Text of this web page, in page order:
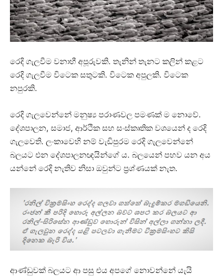
රෙදි ගැලවීම වනාහී අපූරුවකි. තැනින් තැනට කලින් කළට
රෙදි ගැලවීම විටෙක සතුටකි. විටෙක අපුලකි. විටෙක
නපුරකි.
රෙදි ගැලවෙන්නේ මනුෂ්‍ය පරාණවල පමණක් ම නොවේ.
දේශපාලන, සමාජ, ආර්ථික සහ සංස්කෘතික වශයෙන් ද රෙදි
ගැලවෙති. ලංකාවෙහි නම් වැඩිපුරම රෙදි ගැලවෙන්නේ
බලයට එන දේශපාලනඥයින්ගේ ය. බලයෙන් පහව යන අය
යන්නේ රෙදි නැතිව නිසා ඔවුන්ට ප්‍රශ්ණයක් නැත.
ආණ්ඩුවක් බලයට ආ පසු එය අපගේ නොවන්නේ යැයි